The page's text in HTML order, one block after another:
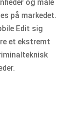
og måle
på markedet.
Edit sig
et ekstremt